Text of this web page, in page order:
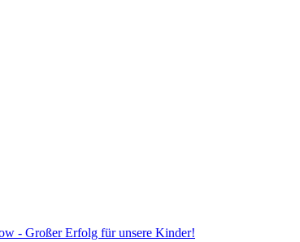
- Großer Erfolg für unsere Kinder!